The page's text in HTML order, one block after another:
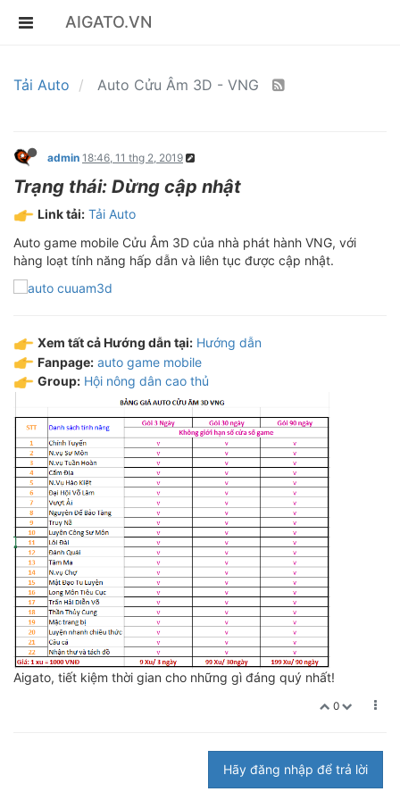
AIGATO.VN
Tải Auto Auto Cửu Âm 3D - VNG
admin 18:46, 11 thg 2, 2019
Trạng thái: Dừng cập nhật
Link tải: Tải Auto
Auto game mobile Cửu Âm 3D của nhà phát hành VNG, với
hàng loạt tính năng hấp dẫn và liên tục được cập nhật.
Xem tất cả Hướng dẫn tại: Hướng dẫn
Fanpage: auto game mobile
Group: Hội nông dân cao thủ
Aigato, tiết kiệm thời gian cho những gì đáng quý nhất!
0
Hãy đăng nhập để trả lời